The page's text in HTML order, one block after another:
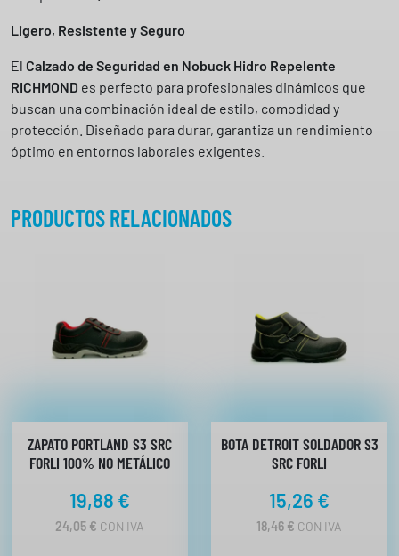
Ligero, Resistente y Seguro
El Calzado de Seguridad en Nobuck Hidro Repelente
RICHMOND es perfecto para profesionales dinámicos que
buscan una combinación ideal de estilo, comodidad y
protección. Diseñado para durar, garantiza un rendimiento
óptimo en entornos laborales exigentes.
PRODUCTOS RELACIONADOS
ZAPATO PORTLAND S3 SRC
FORLI 100% NO METÁLICO
19,88 €
24,05 € CON IVA
BOTA DETROIT SOLDADOR S3
SRC FORLI
15,26 €
18,46 € CON IVA